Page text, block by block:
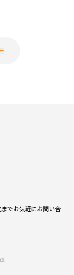
でお気軽にお問い合